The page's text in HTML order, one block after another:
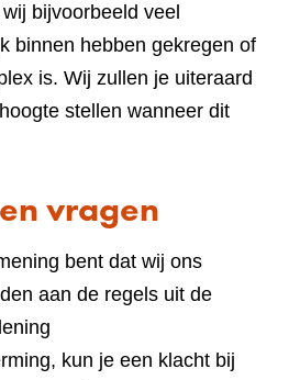
bijvoorbeeld veel
binnen hebben gekregen of
is. Wij zullen je uiteraard
stellen wanneer dit
vragen
bent dat wij ons
aan de regels uit de
kun je een klacht bij